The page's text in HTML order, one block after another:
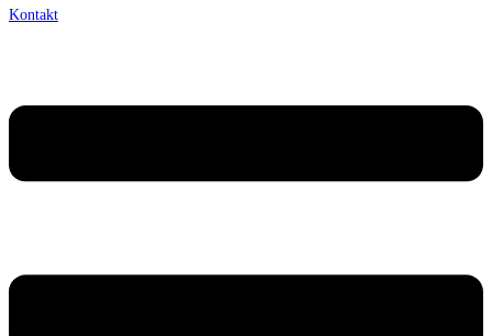
Kontakt